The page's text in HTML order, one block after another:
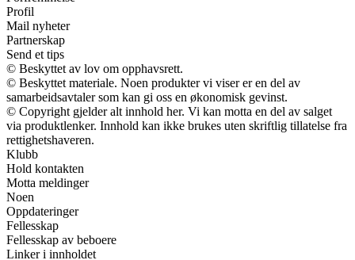
Profil
Mail nyheter
Partnerskap
Send et tips
© Beskyttet av lov om opphavsrett.
© Beskyttet materiale. Noen produkter vi viser er en del av
samarbeidsavtaler som kan gi oss en økonomisk gevinst.
© Copyright gjelder alt innhold her. Vi kan motta en del av salget
via produktlenker. Innhold kan ikke brukes uten skriftlig tillatelse fra
rettighetshaveren.
Klubb
Hold kontakten
Motta meldinger
Noen
Oppdateringer
Fellesskap
Fellesskap av beboere
Linker i innholdet